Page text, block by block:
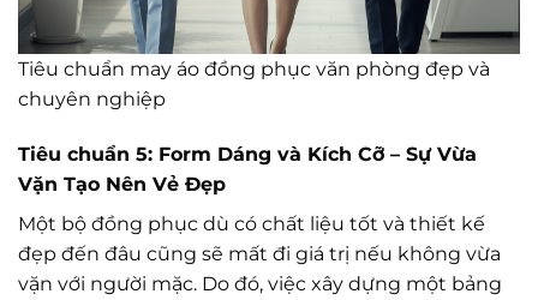
Tiêu chuẩn may áo đồng phục văn phòng đẹp và
chuyên nghiệp
Tiêu chuẩn 5: Form Dáng và Kích Cỡ – Sự Vừa
Vặn Tạo Nên Vẻ Đẹp
Một bộ đồng phục dù có chất liệu tốt và thiết kế
đẹp đến đâu cũng sẽ mất đi giá trị nếu không vừa
vặn với người mặc. Do đó, việc xây dựng một bảng